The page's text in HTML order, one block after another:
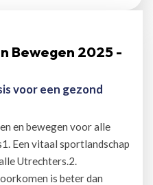
Bewegen 2025 -
voor een gezond
en bewegen voor alle
Een vitaal sportlandschap
Utrechters.2.
is beter dan